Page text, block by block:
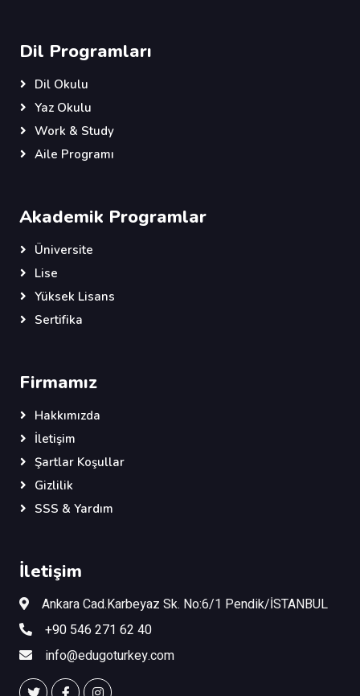
Dil Programları
Dil Okulu
Yaz Okulu
Work & Study
Aile Programı
Akademik Programlar
Üniversite
Lise
Yüksek Lisans
Sertifika
Firmamız
Hakkımızda
İletişim
Şartlar Koşullar
Gizlilik
SSS & Yardım
İletişim
Ankara Cad.Karbeyaz Sk. No:6/1 Pendik/İSTANBUL
+90 546 271 62 40
info@edugoturkey.com